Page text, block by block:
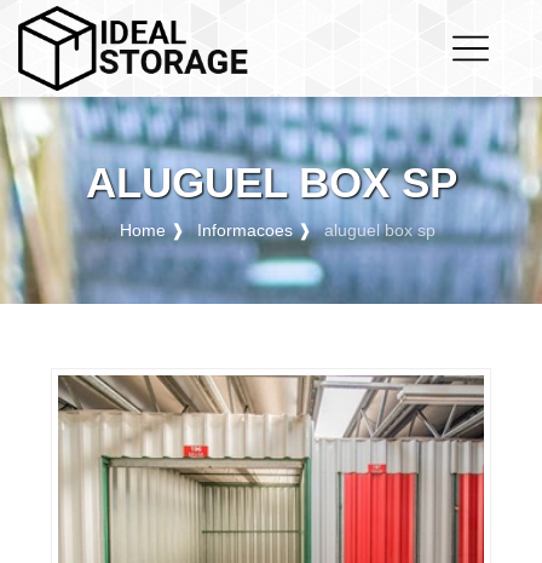
ALUGUEL BOX SP
Home ❱ Informacoes ❱ aluguel box sp